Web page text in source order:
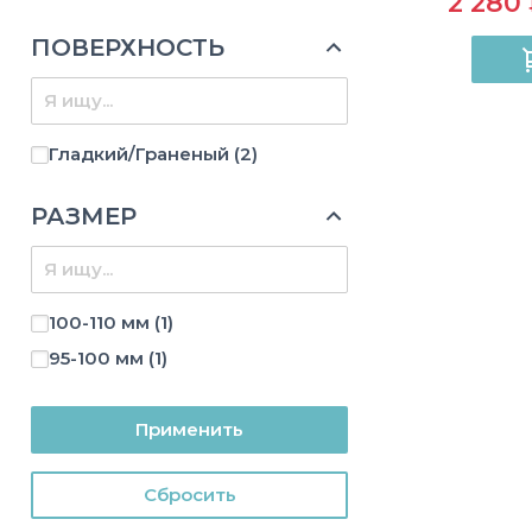
ПОВЕРХНОСТЬ
Гладкий/Граненый (2)
РАЗМЕР
100-110 мм (1)
95-100 мм (1)
Применить
Cбросить